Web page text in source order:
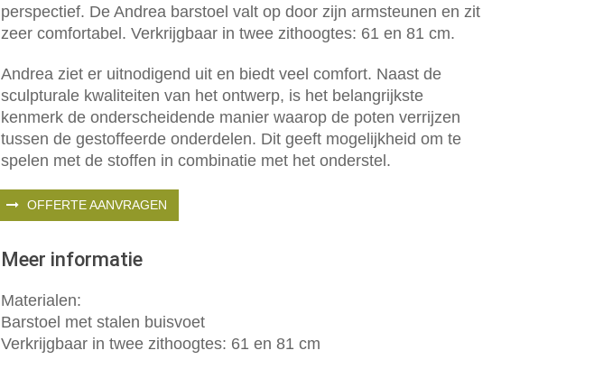
perspectief. De Andrea barstoel valt op door zijn armsteunen en zit
zeer comfortabel. Verkrijgbaar in twee zithoogtes: 61 en 81 cm.
Andrea ziet er uitnodigend uit en biedt veel comfort. Naast de
sculpturale kwaliteiten van het ontwerp, is het belangrijkste
kenmerk de onderscheidende manier waarop de poten verrijzen
tussen de gestoffeerde onderdelen. Dit geeft mogelijkheid om te
spelen met de stoffen in combinatie met het onderstel.
OFFERTE AANVRAGEN
Meer informatie
Materialen:
Barstoel met stalen buisvoet
Verkrijgbaar in twee zithoogtes: 61 en 81 cm